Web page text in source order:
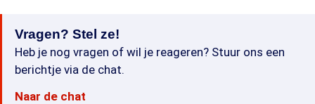
Vragen? Stel ze!
Heb je nog vragen of wil je reageren? Stuur ons een
berichtje via de chat.
Naar de chat